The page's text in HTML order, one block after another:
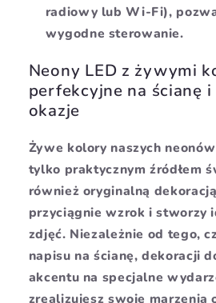
radiowy lub Wi-Fi),
wygodne sterowanie.
Neony LED z żywymi
perfekcyjne na ścianę
okazje
Żywe kolory naszych
tylko praktycznym źródłem
również oryginalną
przyciągnie wzrok i stworzy
zdjęć. Niezależnie od tego,
napisu na ścianę, dekoracji
akcentu na specjalne
zrealizujesz swoje marzenia